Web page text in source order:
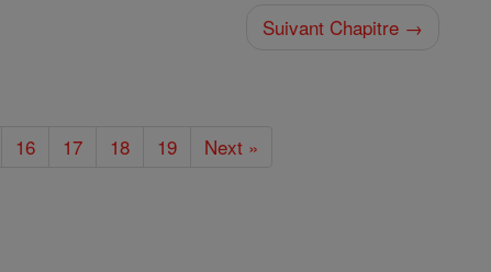
Suivant Chapitre →
16 17 18 19 Next »